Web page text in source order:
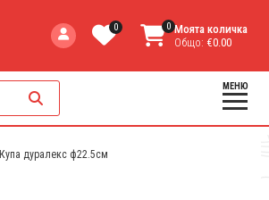
0 0 Моята количка
Общо: €0.00
МЕНЮ
Купа дуралекс ф22.5см